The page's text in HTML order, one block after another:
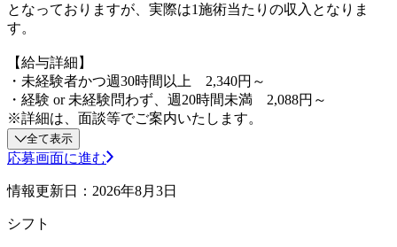
となっておりますが、実際は1施術当たりの収入となりま
す。
【給与詳細】
・未経験者かつ週30時間以上 2,340円～
・経験 or 未経験問わず、週20時間未満 2,088円～
※詳細は、面談等でご案内いたします。
全て表示
応募画面に進む
情報更新日：2026年8月3日
シフト